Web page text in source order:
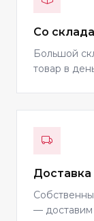
Со
Большой
товар в
Доставка
— доставим